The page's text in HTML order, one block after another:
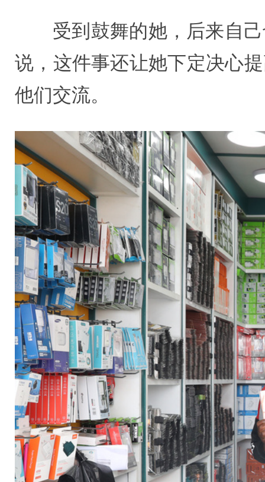
受到鼓舞的她，后来自
说，这件事还让她下定决心
他们交流。